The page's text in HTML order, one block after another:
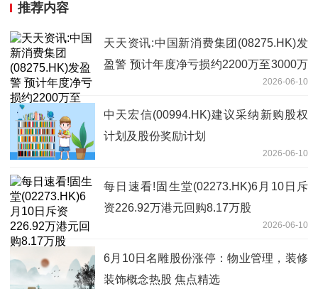
推荐内容
天天资讯:中国新消费集团(08275.HK)发
盈警 预计年度净亏损约2200万至3000万
2026-06-10
中天宏信(00994.HK)建议采纳新购股权
计划及股份奖励计划
2026-06-10
每日速看!固生堂(02273.HK)6月10日斥
资226.92万港元回购8.17万股
2026-06-10
6月10日名雕股份涨停：物业管理，装修
装饰概念热股 焦点精选